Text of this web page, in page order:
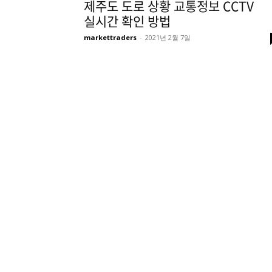
제주도 도로 상황 교통정보 CCTV
실시간 확인 방법
markettraders - 2021년 2월 7일